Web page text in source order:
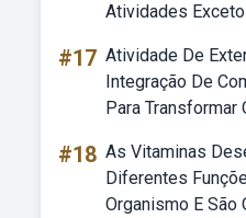
Atividades Exceto
#17 Atividade De
Integração De
Para Transformar
#18 As Vitaminas
Diferentes
Organismo E São